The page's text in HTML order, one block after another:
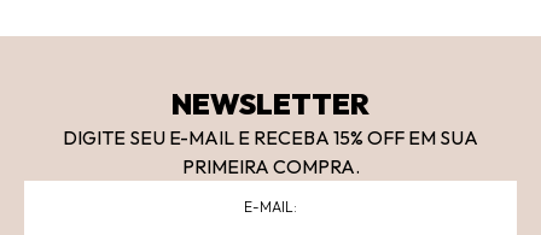
NEWSLETTER
DIGITE SEU E-MAIL E RECEBA 15% OFF EM SUA
PRIMEIRA COMPRA.